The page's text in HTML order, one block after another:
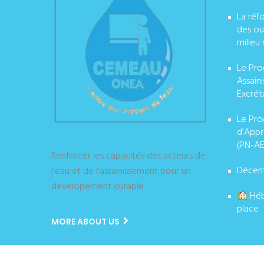
Renforcer les capacités des acteurs de
l'eau et de l'assainissement pour un
developement durable
MORE ABOUT US
La
des
milieu
Le
Le
(PN-
place